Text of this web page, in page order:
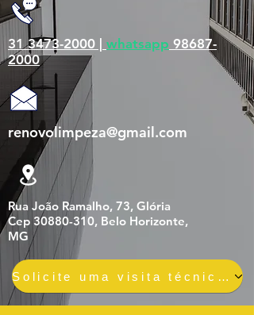
31 3473-2000 | whatsapp 98687-
2000
renovolimpeza@gmail.com
Rua João Ramalho, 73, Glória
Cep 30880-310, Belo Horizonte,
MG
Solicite uma visita técnica gratuita e sem compromisso